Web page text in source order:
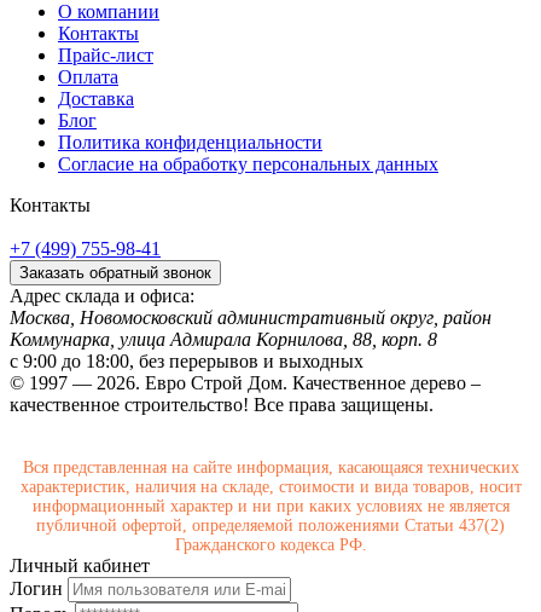
О компании
Контакты
Прайс-лист
Оплата
Доставка
Блог
Политика конфиденциальности
Согласие на обработку персональных данных
Контакты
+7 (499) 755-98-41
Заказать обратный звонок
Адрес склада и офиса:
Москва, Новомосковский административный округ, район
Коммунарка, улица Адмирала Корнилова, 88, корп. 8
с 9:00 до 18:00, без перерывов и выходных
© 1997 — 2026. Евро Строй Дом. Качественное дерево –
качественное строительство! Все права защищены.
Вся представленная на сайте информация, касающаяся технических
характеристик, наличия на складе, стоимости и вида товаров, носит
информационный характер и ни при каких условиях не является
публичной офертой, определяемой положениями Статьи 437(2)
Гражданского кодекса РФ.
Личный кабинет
Логин